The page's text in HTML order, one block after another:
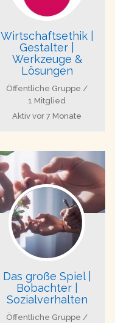
Wirtschaftsethik |
Gestalter |
Werkzeuge &
Lösungen
Öffentliche Gruppe /
1 Mitglied
Aktiv vor 7 Monate
Das große Spiel |
Bobachter |
Sozialverhalten
Öffentliche Gruppe /